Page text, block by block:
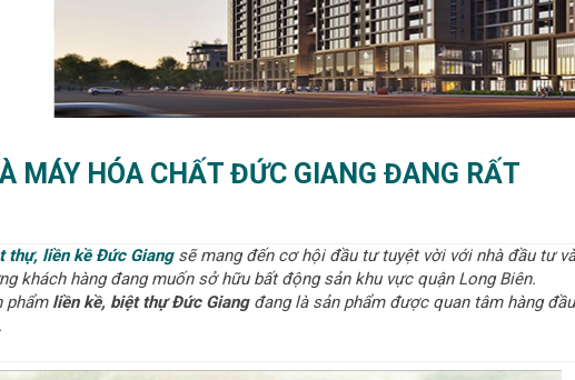
MÁY HÓA CHẤT ĐỨC GIANG ĐANG RẤT
thự, liền kề Đức Giangsẽ mang đến cơ hội đầu tư tuyệt vời với nhà đầu tư và
khách hàng đang muốn sở hữu bất động sản khu vực quận Long Biên.
phẩm liền kề, biệt thự Đức Giangđang là sản phẩm được quan tâm hàng đầu